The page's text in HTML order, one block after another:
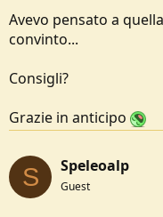
Avevo pensato a
convinto...
Consigli?
Grazie in anticipo
S Speleoalp
Guest